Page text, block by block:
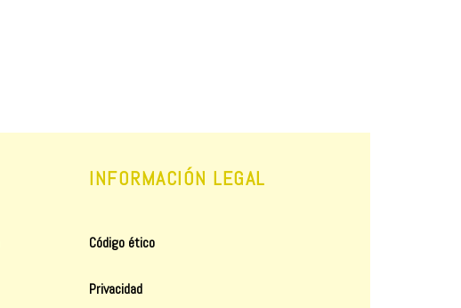
INFORMACIÓN LEGAL
Código ético
Privacidad